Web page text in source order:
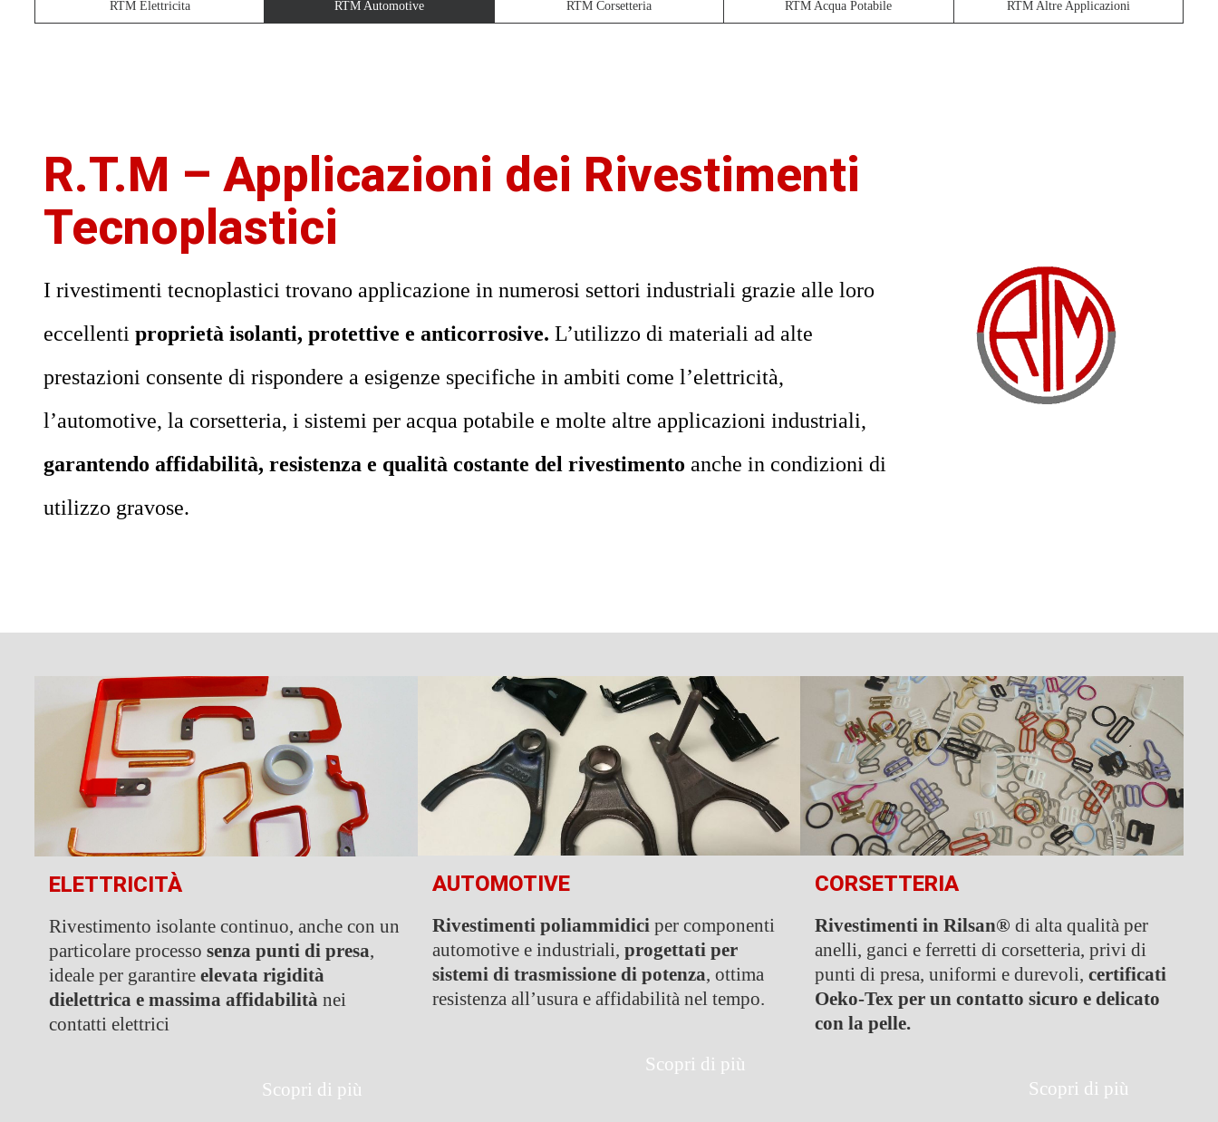
RTM Elettricita RTM Automotive RTM Corsetteria RTM Acqua Potabile RTM Altre Applicazioni
R.T.M – Applicazioni dei Rivestimenti
Tecnoplastici
I rivestimenti tecnoplastici trovano applicazione in numerosi settori industriali grazie alle loro
eccellenti proprietà isolanti, protettive e anticorrosive. L’utilizzo di materiali ad alte
prestazioni consente di rispondere a esigenze specifiche in ambiti come l’elettricità,
l’automotive, la corsetteria, i sistemi per acqua potabile e molte altre applicazioni industriali,
garantendo affidabilità, resistenza e qualità costante del rivestimento anche in condizioni di
utilizzo gravose.
ELETTRICITÀ
Rivestimento isolante continuo, anche con un
particolare processo senza punti di presa
ideale per garantire elevata rigidità
dielettrica e massima affidabilità nei
contatti elettrici
Scopri di più
AUTOMOTIVE
Rivestimenti poliammidici per componenti
automotive e industriali, progettati per
sistemi di trasmissione di potenza, ottima
resistenza all’usura e affidabilità nel tempo.
Scopri di più
CORSETTERIA
Rivestimenti in Rilsan® di alta qualità per
anelli, ganci e ferretti di corsetteria, privi di
punti di presa, uniformi e durevoli,certificati
Oeko-Tex per un contatto sicuro e delicato
con la pelle.
Scopri di più